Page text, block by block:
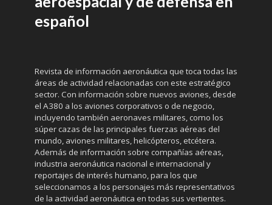
español
Revista de información aeronáutica que toca todas las
áreas de actividad relacionadas con este estratégico
sector. Con información sobre nuevos aviones, desde
el A380 a los aviones corporativos o de negocio,
incluyendo también aeronaves militares, como los
súper cazas de las principales fuerzas aéreas del
mundo, aviones militares, helicópteros, etcétera.
Además de información sobre compañías aéreas,
industria aeronáutica nacional e internacional y
reportajes de interés humano, para los que
seleccionamos a los personajes más representativos
de la actividad aeronáutica en todas sus vertientes.